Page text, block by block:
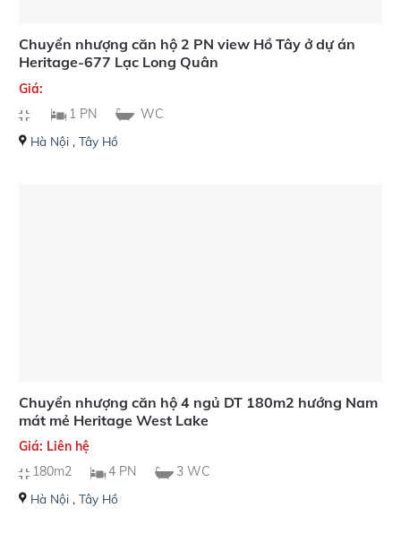
Chuyển nhượng căn hộ 2 PN view Hồ Tây ở dự án
Heritage-677 Lạc Long Quân
Giá:
1 PN
WC
Hà Nội, Tây Hồ
Chuyển nhượng căn hộ 4 ngủ DT 180m2 hướng Nam
mát mẻ Heritage West Lake
Giá: Liên hệ
180m2
4 PN 3 WC
Hà Nội, Tây Hồ